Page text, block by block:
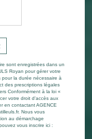
sont enregistrées dans un
Royan pour gérer votre
la durée nécessaire à
des prescriptions légales
Conformément à la loi «
votre droit d'accès aux
en contactant AGENCE
Nous vous
au démarchage
vous inscrire ici :